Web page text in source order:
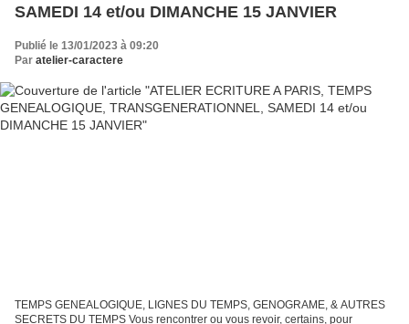
SAMEDI 14 et/ou DIMANCHE 15 JANVIER
Publié le 13/01/2023 à 09:20
Par atelier-caractere
TEMPS GENEALOGIQUE, LIGNES DU TEMPS, GENOGRAME, & AUTRES
SECRETS DU TEMPS Vous rencontrer ou vous revoir, certains, pour